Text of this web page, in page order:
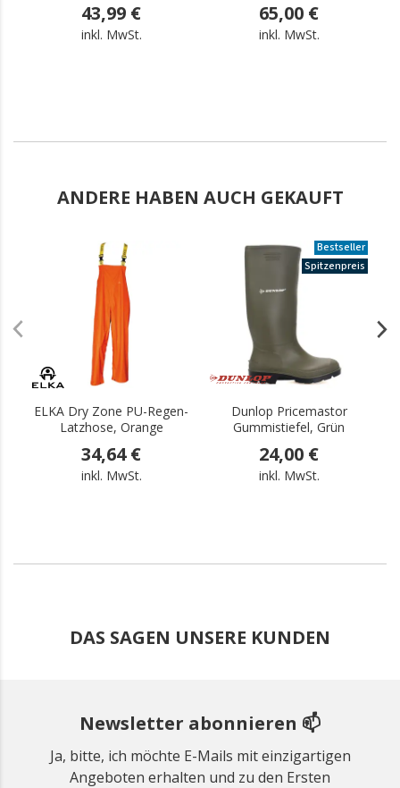
43,99 €
inkl. MwSt.
65,00 €
inkl. MwSt.
ANDERE HABEN AUCH GEKAUFT
ELKA Dry Zone PU-Regen-
Latzhose, Orange
34,64 €
inkl. MwSt.
Bestseller
Spitzenpreis
Dunlop Pricemastor
Gummistiefel, Grün
24,00 €
inkl. MwSt.
DAS SAGEN UNSERE KUNDEN
Newsletter abonnieren 📫
Ja, bitte, ich möchte E-Mails mit einzigartigen
Angeboten erhalten und zu den Ersten